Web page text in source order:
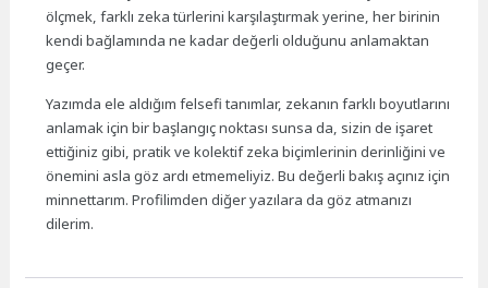
ölçmek, farklı zeka türlerini karşılaştırmak yerine, her birinin
kendi bağlamında ne kadar değerli olduğunu anlamaktan
geçer.
Yazımda ele aldığım felsefi tanımlar, zekanın farklı boyutlarını
anlamak için bir başlangıç noktası sunsa da, sizin de işaret
ettiğiniz gibi, pratik ve kolektif zeka biçimlerinin derinliğini ve
önemini asla göz ardı etmemeliyiz. Bu değerli bakış açınız için
minnettarım. Profilimden diğer yazılara da göz atmanızı
dilerim.